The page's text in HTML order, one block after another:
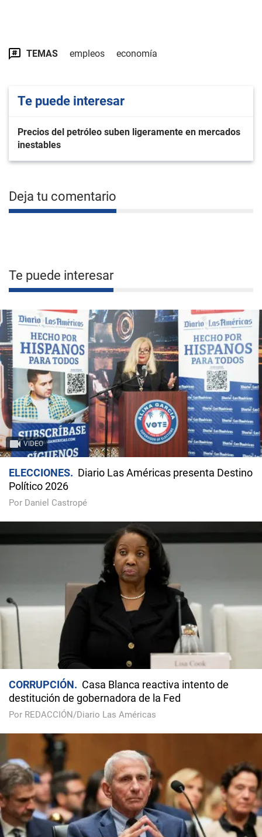
TEMAS empleos economía
Te puede interesar
Precios del petróleo suben ligeramente en mercados
inestables
Deja tu comentario
Te puede interesar
VIDEO
ELECCIONES
Diario Las Américas presenta Destino
Político 2026
Por Daniel Castropé
CORRUPCIÓN
Casa Blanca reactiva intento de
destitución de gobernadora de la Fed
Por REDACCIÓN/Diario Las Américas